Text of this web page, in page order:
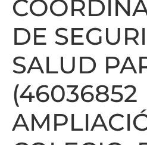
DE
SALUD
(46036852